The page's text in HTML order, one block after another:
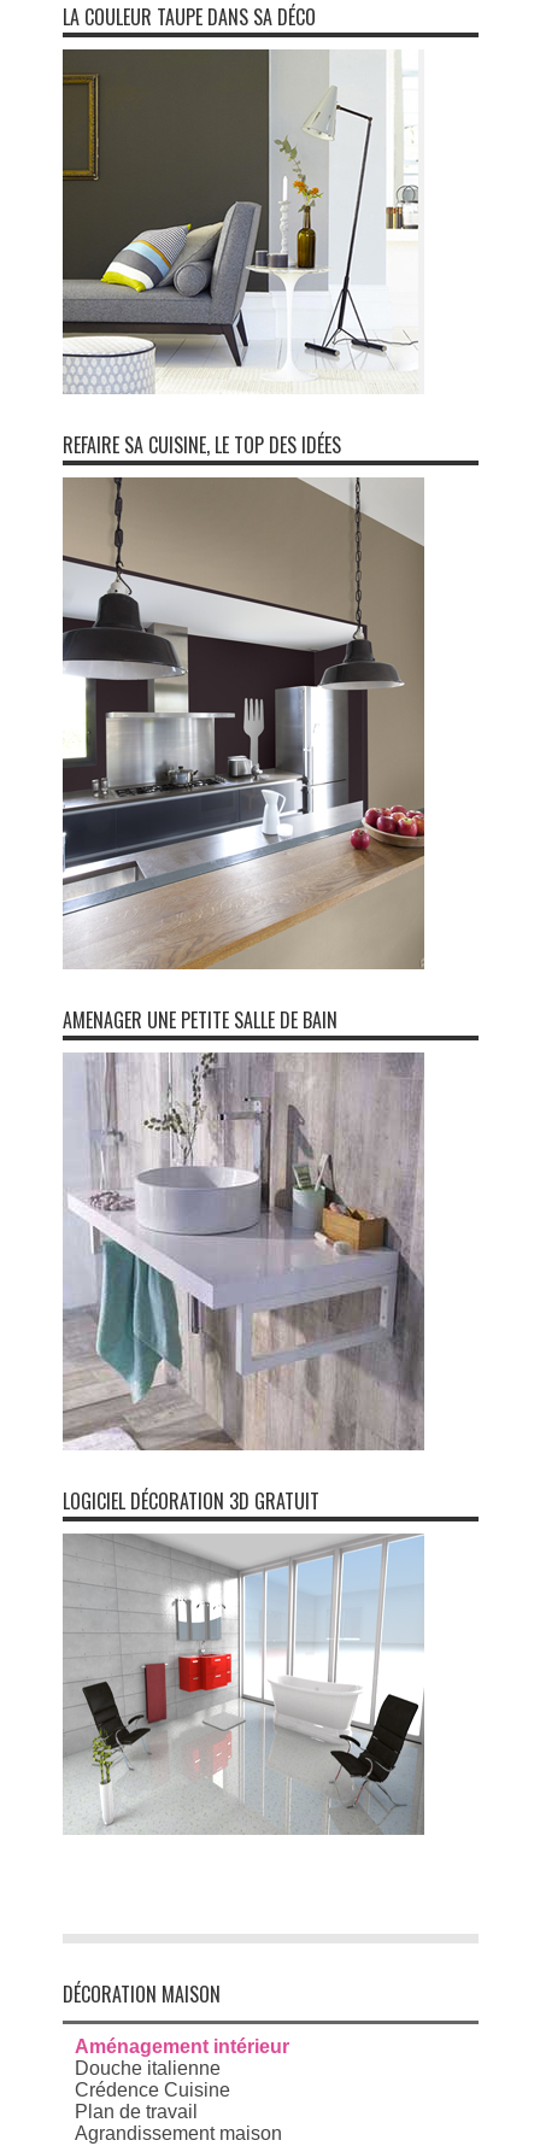
LA COULEUR TAUPE DANS SA DÉCO
REFAIRE SA CUISINE, LE TOP DES IDÉES
AMENAGER UNE PETITE SALLE DE BAIN
LOGICIEL DÉCORATION 3D GRATUIT
DÉCORATION MAISON
Aménagement intérieur
Douche italienne
Crédence Cuisine
Plan de travail
Agrandissement maison